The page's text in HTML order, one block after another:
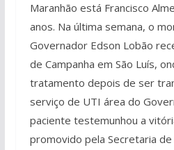
Maranhão está Francisco
anos. Na última semana, o
Governador Edson Lobão
de Campanha em São Luís,
tratamento depois de ser
serviço de UTI área do
paciente testemunhou a
promovido pela Secretaria de